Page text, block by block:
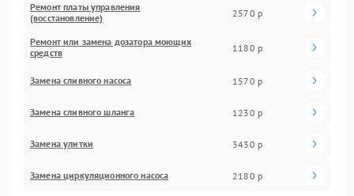
Ремонт платы управления
(восстановление)
2570 р
Ремонт или замена дозатора моющих
средств
1180 р
Замена сливного насоса 1570 р
Замена сливного шланга 1230 р
Замена улитки 3430 р
Замена циркуляционного насоса 2180 р